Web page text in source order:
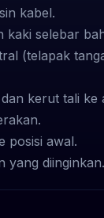
kabel.
kaki selebar
(telapak
kerut tali ke
posisi awal.
yang diinginkan.